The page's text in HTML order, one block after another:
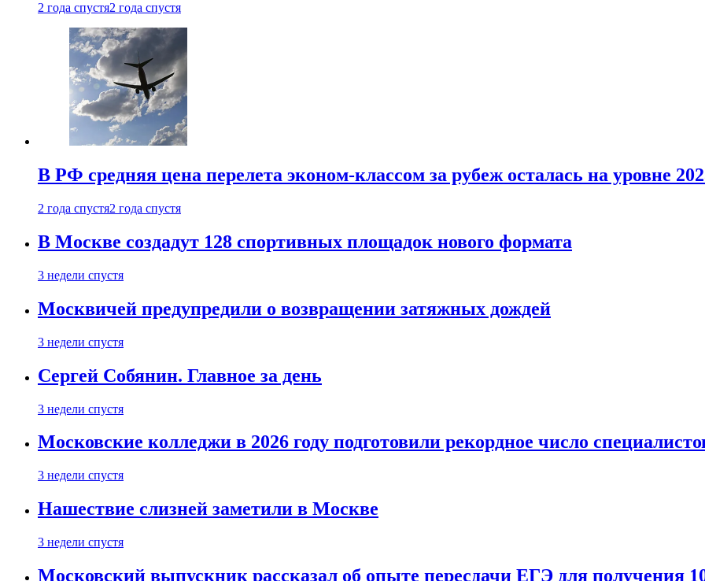
2 года спустя2 года спустя
В РФ средняя цена перелета эконом-классом за рубеж осталась на уровне
2 года спустя2 года спустя
В Москве создадут 128 спортивных площадок нового формата
3 недели спустя
Москвичей предупредили о возвращении затяжных дождей
3 недели спустя
Сергей Собянин. Главное за день
3 недели спустя
Московские колледжи в 2026 году подготовили рекордное число
3 недели спустя
Нашествие слизней заметили в Москве
3 недели спустя
Московский выпускник рассказал об опыте пересдачи ЕГЭ для получения